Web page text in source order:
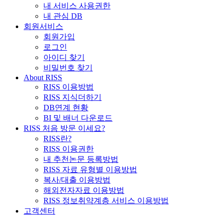
내 서비스 사용권한
내 관심 DB
회원서비스
회원가입
로그인
아이디 찾기
비밀번호 찾기
About RISS
RISS 이용방법
RISS 지식더하기
DB연계 현황
BI 및 배너 다운로드
RISS 처음 방문 이세요?
RISS란?
RISS 이용권한
내 추천논문 등록방법
RISS 자료 유형별 이용방법
복사/대출 이용방법
해외전자자료 이용방법
RISS 정보취약계층 서비스 이용방법
고객센터